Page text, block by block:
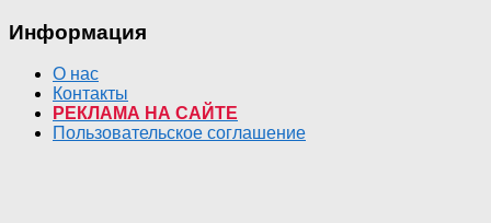
Информация
О нас
Контакты
РЕКЛАМА НА САЙТЕ
Пользовательское соглашение